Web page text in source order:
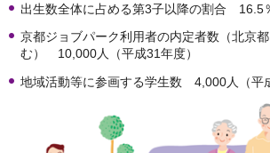
出生数全体に占める第3子以降の割合 16.5
京都ジョブパーク利用者の内定者数（北京
む） 10,000人（平成31年度）
地域活動等に参画する学生数 4,000人（平